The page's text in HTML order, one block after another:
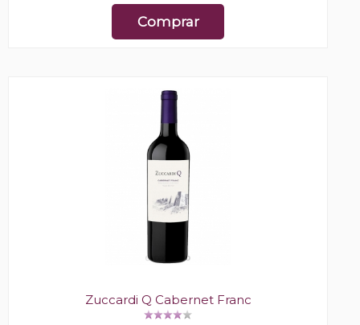
Comprar
Zuccardi Q Cabernet Franc